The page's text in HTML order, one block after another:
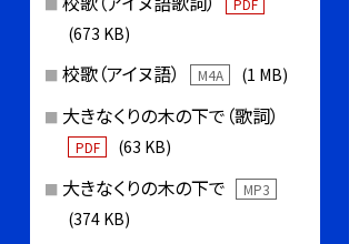
(673 KB)
校歌（アイヌ語） M4A (1 MB)
大きなくりの木の下で（歌詞）
PDF (63 KB)
大きなくりの木の下で MP3
(374 KB)